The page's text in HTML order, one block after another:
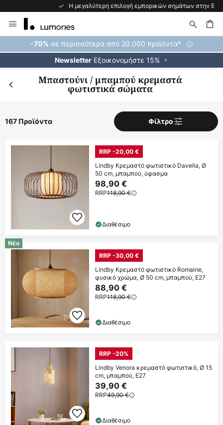
Η μεγαλύτερη επιλογή εμπορικών σημάτων στην Ευρώπη
Μετάβαση
στο
περιεχόμενο
-70% σε περισσότερα από 20.000 προϊόντα*
Newsletter Εξοικονομήστε 15%
Μπαστούνι / μπαμπού κρεμαστά
φωτιστικά σώματα
167 Προϊόντα Φίλτρο
RRP -20,00 €
Lindby Κρεμαστό φωτιστικό Davella, Ø
50 cm, μπαμπού, ύφασμα
98,90 €
RRP118,90 €
Διαθέσιμο
Νέο
RRP -30,00 €
Lindby Κρεμαστό φωτιστικό Romaine,
φυσικό χρώμα, Ø 50 cm, μπαμπού, E27
88,90 €
RRP118,90 €
Διαθέσιμο
RRP -20%
Lindby Venora κρεμαστό φωτιστικό, Ø 15
cm, μπαμπού, E27
39,90 €
RRP49,90 €
Διαθέσιμο